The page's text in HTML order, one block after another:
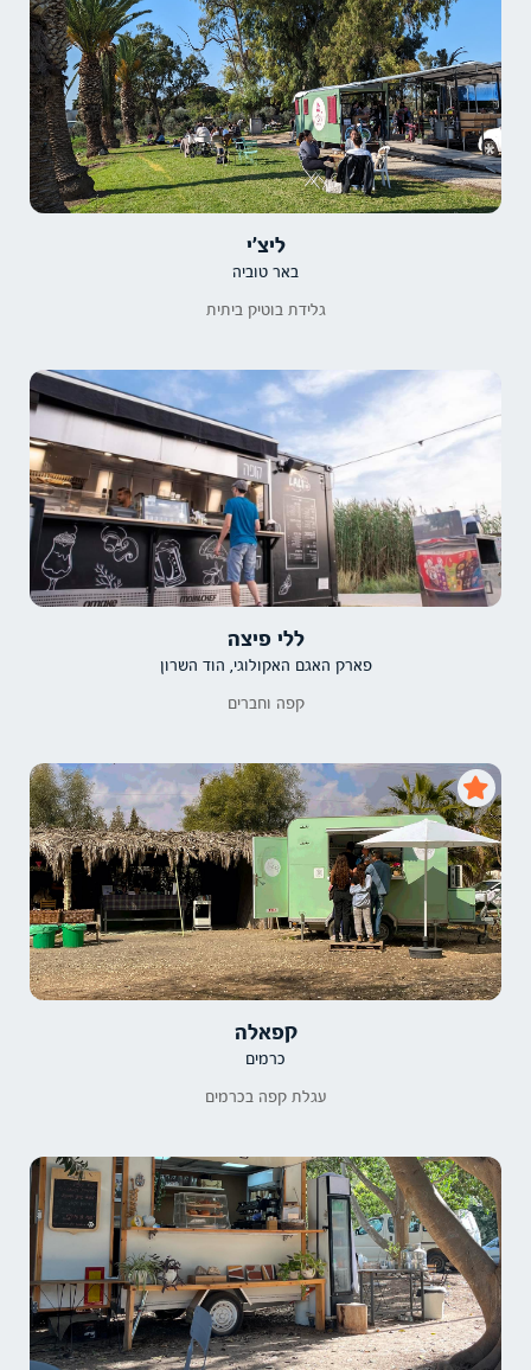
ליצ׳י
באר טוביה
גלידת בוטיק ביתית
ללי פיצה
פארק האגם האקולוגי, הוד השרון
קפה וחברים
קפאלה
כרמים
עגלת קפה בכרמים